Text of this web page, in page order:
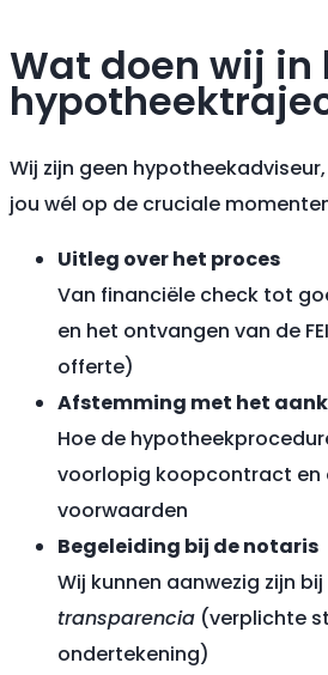
Wat doen wij in
Wij zijn geen
jou wél op de cruciale
Uitleg over het proces
Van financiële check tot
en het ontvangen van de
offerte)
Afstemming met het
Hoe de
voorlopig koopcontract en
voorwaarden
Begeleiding bij de notaris
Wij kunnen aanwezig zijn
transparencia (verplichte
ondertekening)